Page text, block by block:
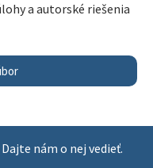
a autorské riešenia
nám o nej vedieť.